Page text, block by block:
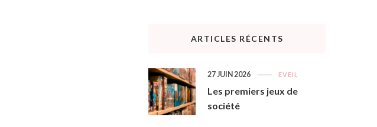
ARTICLES RÉCENTS
EVEIL
Les premiers jeux de
société
27 JUIN 2026